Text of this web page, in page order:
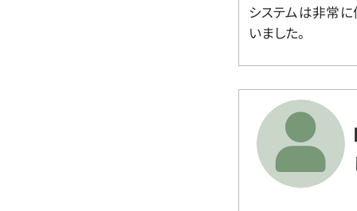
システムは非常に
いました。